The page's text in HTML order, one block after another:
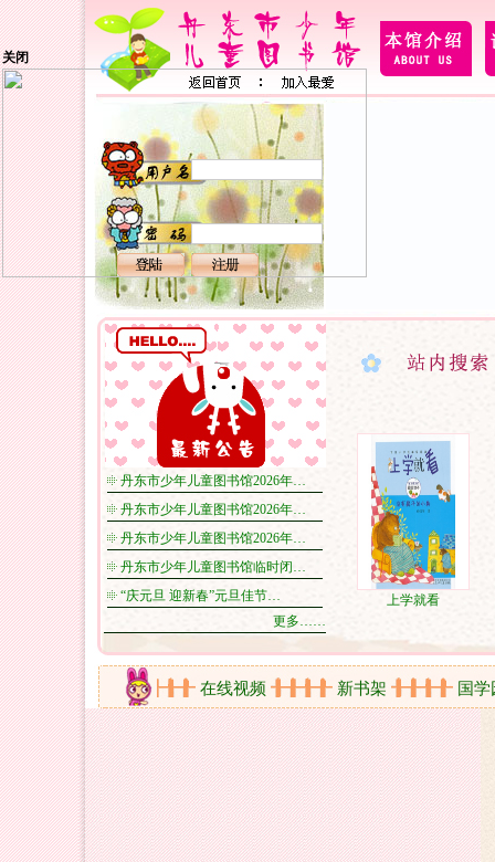
关闭
丹东市少年儿童图书馆2026年…
丹东市少年儿童图书馆2026年…
丹东市少年儿童图书馆2026年…
丹东市少年儿童图书馆临时闭…
“庆元旦 迎新春”元旦佳节…
更多……
上学就看
活动剪影 在线视频 新书架 国学园